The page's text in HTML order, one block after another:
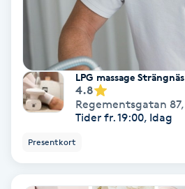
Frekvensterapi
Friskvårdsmassage
LPG massage Strängnäs
4.8
Regementsgatan 87,
Tider fr. 19:00, Idag
Presentkort